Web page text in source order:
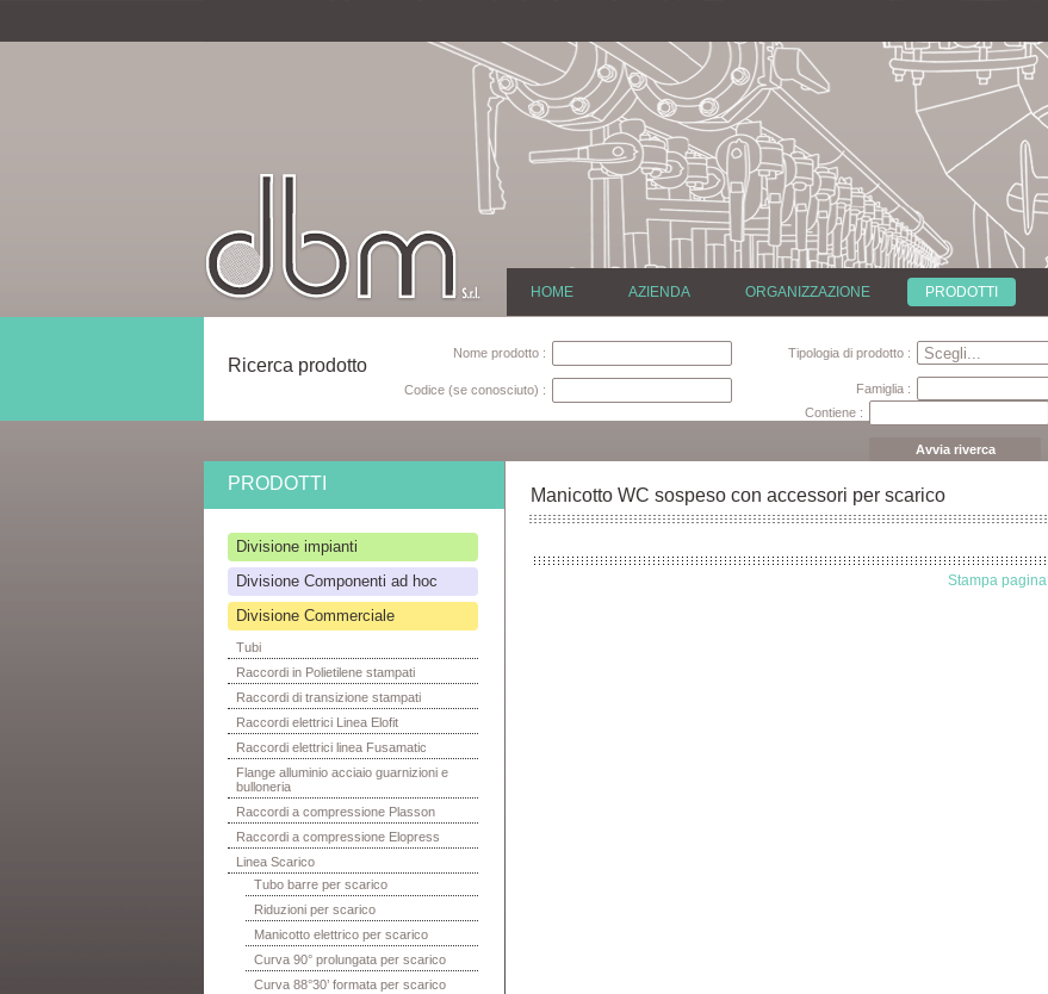
HOME AZIENDA ORGANIZZAZIONE PRODOTTI
Ricerca prodotto
Nome prodotto :
Codice (se conosciuto) :
Tipologia di prodotto :
Famiglia :
Contiene :
Avvia riverca
PRODOTTI
Divisione impianti
Divisione Componenti ad hoc
Divisione Commerciale
Tubi
Raccordi in Polietilene stampati
Raccordi di transizione stampati
Raccordi elettrici Linea Elofit
Raccordi elettrici linea Fusamatic
Flange alluminio acciaio guarnizioni e
bulloneria
Raccordi a compressione Plasson
Raccordi a compressione Elopress
Linea Scarico
Tubo barre per scarico
Riduzioni per scarico
Manicotto elettrico per scarico
Curva 90° prolungata per scarico
Curva 88°30’ formata per scarico
Manicotto WC sospeso con accessori per scarico
Stampa pagina